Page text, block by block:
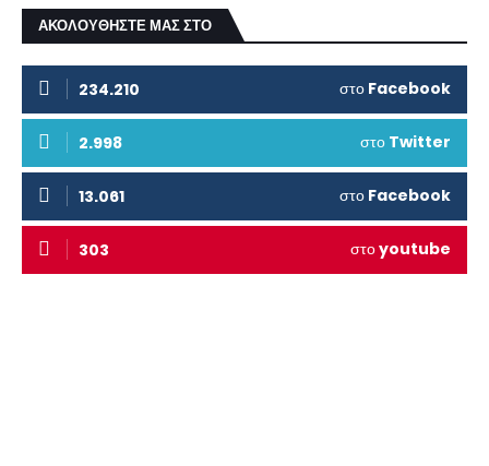
ΑΚΟΛΟΥΘΗΣΤΕ ΜΑΣ ΣΤΟ
234.210 στο Facebook
2.998 στο Twitter
13.061 στο Facebook
303 στοyoutube